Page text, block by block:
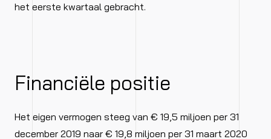
het eerste kwartaal gebracht.
Financiële positie
Het eigen vermogen steeg van € 19,5 miljoen per 31
december 2019 naar € 19,8 miljoen per 31 maart 2020